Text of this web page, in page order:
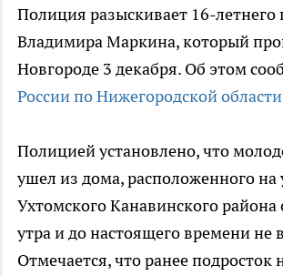
Полиция разыскивает 16-летнего
Владимира Маркина, который
Новгороде 3 декабря. Об этом
России по Нижегородской области
Полицией установлено, что
ушел из дома, расположенного на
Ухтомского Канавинского района
утра и до настоящего времени не
Отмечается, что ранее подросток